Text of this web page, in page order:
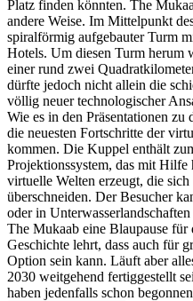
Platz finden könnten. The
andere Weise. Im Mittelpunkt
spiralförmig aufgebauter Turm
Hotels. Um diesen Turm herum
einer rund zwei
dürfte jedoch nicht allein die
völlig neuer technologischer
Wie es in den Präsentationen
die neuesten Fortschritte der
kommen. Die Kuppel enthält
Projektionssystem, das mit
virtuelle Welten erzeugt, die
überschneiden. Der Besucher
oder in
The Mukaab eine Blaupause
Geschichte lehrt, dass auch für
Option sein kann. Läuft aber
2030 weitgehend fertiggestellt
haben jedenfalls schon